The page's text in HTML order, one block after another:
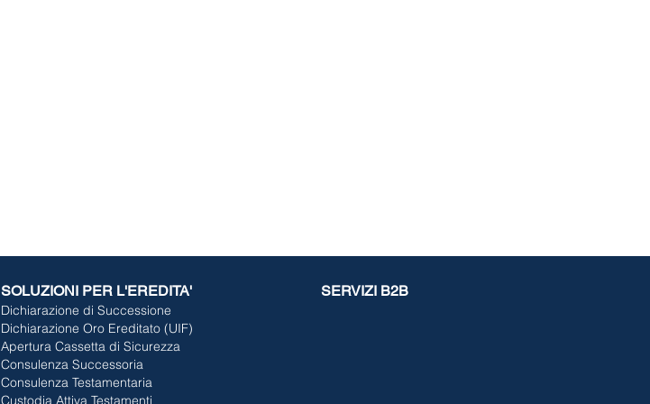
SOLUZIONI PER L'EREDITA'
Dichiarazione di Successione
Dichiarazione Oro Ereditato (UIF)
Apertura Cassetta di Sicurezza
Consulenza Successoria
Consulenza Testamentaria
Custodia Attiva Testamenti
SERVIZI B2B